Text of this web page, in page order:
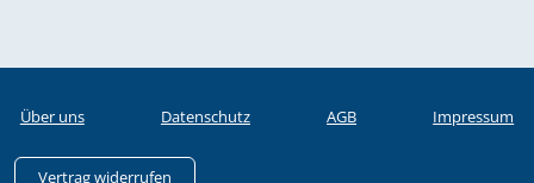
Über uns Datenschutz AGB Impressum
Vertrag widerrufen